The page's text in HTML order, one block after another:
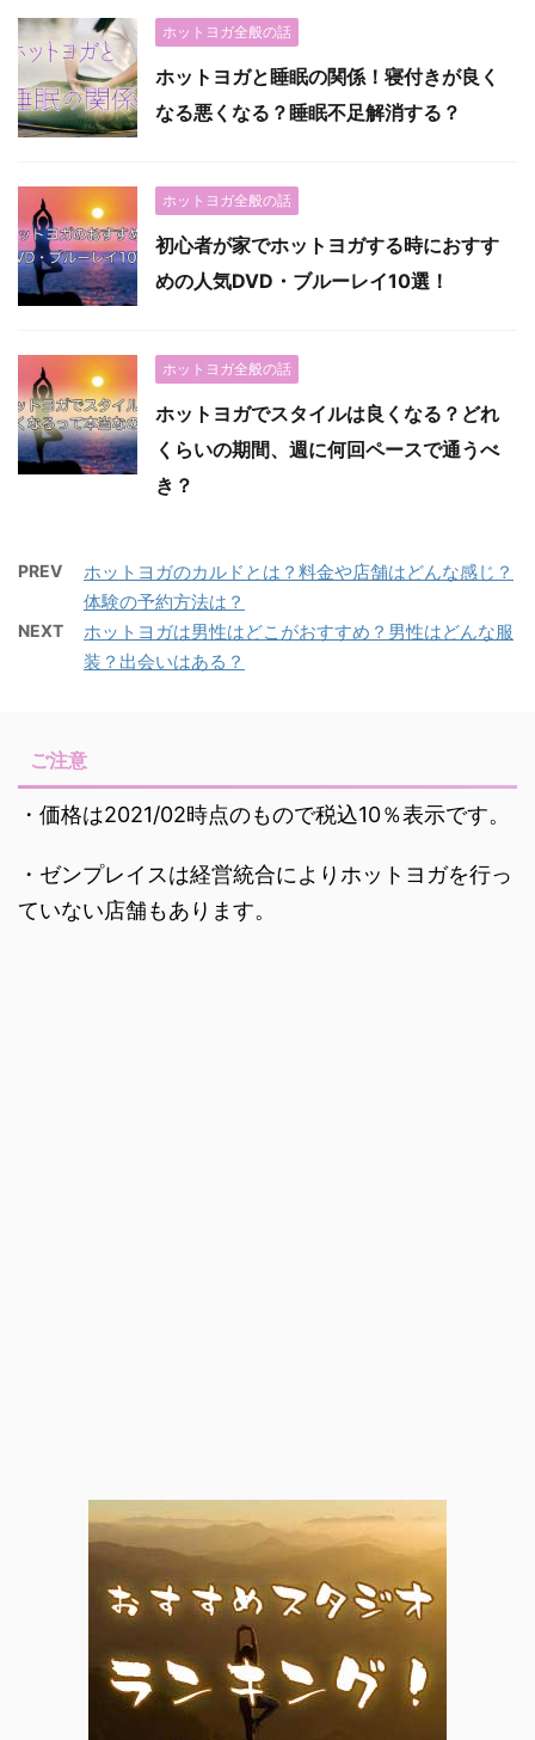
ホットヨガ全般の話
ホットヨガと睡眠の関係！寝付きが良く
なる悪くなる？睡眠不足解消する？
ホットヨガ全般の話
初心者が家でホットヨガする時におすす
めの人気DVD・ブルーレイ10選！
ホットヨガ全般の話
ホットヨガでスタイルは良くなる？どれ
くらいの期間、週に何回ペースで通うべ
き？
PREV
ホットヨガのカルドとは？料金や店舗はどんな感じ？
体験の予約方法は？
NEXT
ホットヨガは男性はどこがおすすめ？男性はどんな服
装？出会いはある？
ご注意
・価格は2021/02時点のもので税込10％表示です。
・ゼンプレイスは経営統合によりホットヨガを行っ
ていない店舗もあります。